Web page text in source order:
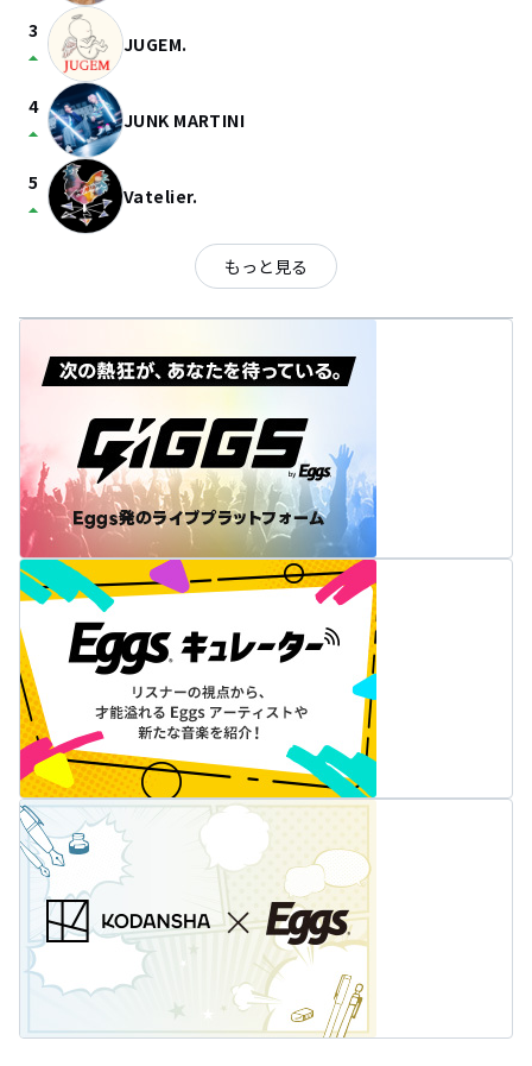
3
arrow_drop_up JUGEM.
4
arrow_drop_up JUNK MARTINI
5
arrow_drop_up Vatelier.
もっと見る